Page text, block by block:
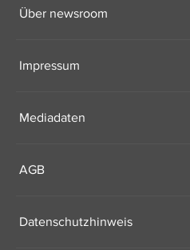
Über newsroom
Impressum
Mediadaten
AGB
Datenschutzhinweis